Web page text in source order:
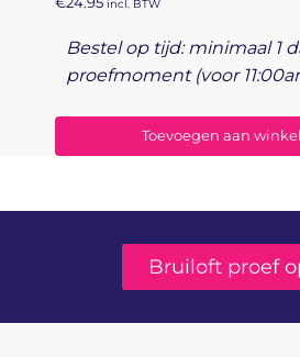
incl. BTW
Bestel op tijd:minimaal 1
proefmoment (voor
Toevoegen aan
Bruiloft proef